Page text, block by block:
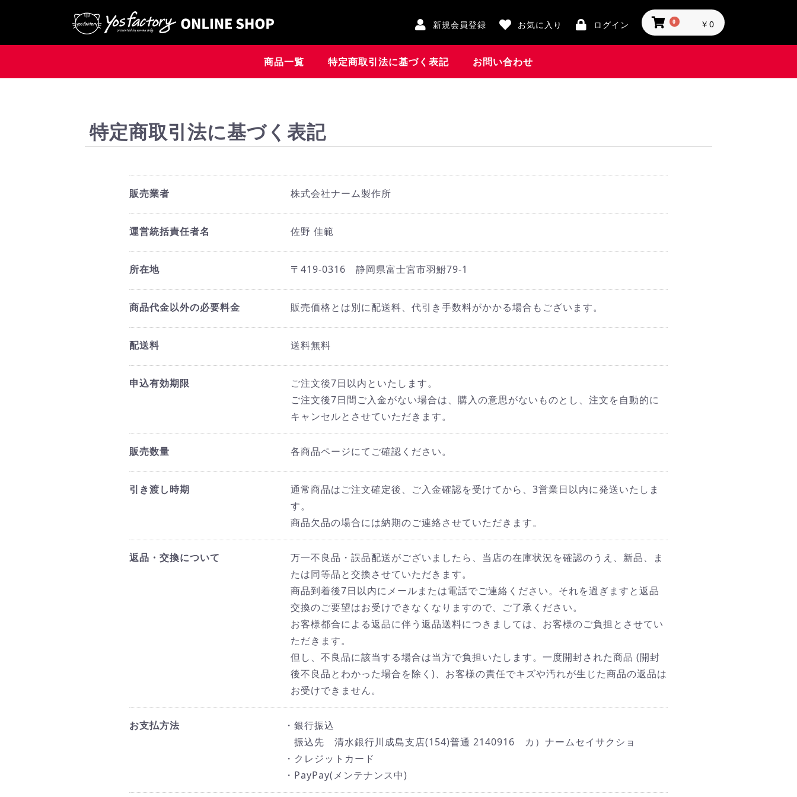
新規会員登録 お気に入り ログイン 0 ￥0
商品一覧 特定商取引法に基づく表記 お問い合わせ
特定商取引法に基づく表記
販売業者 株式会社ナーム製作所
運営統括責任者名 佐野 佳範
所在地 〒419-0316 静岡県富士宮市羽鮒79-1
商品代金以外の必要料金 販売価格とは別に配送料、代引き手数料がかかる場合もございます。
配送料 送料無料
申込有効期限
ご注文後7日以内といたします。
ご注文後7日間ご入金がない場合は、購入の意思がないものとし、注文を自動的に
キャンセルとさせていただきます。
販売数量 各商品ページにてご確認ください。
引き渡し時期
通常商品はご注文確定後、ご入金確認を受けてから、3営業日以内に発送いたしま
す。
商品欠品の場合には納期のご連絡させていただきます。
返品・交換について
万一不良品・誤品配送がございましたら、当店の在庫状況を確認のうえ、新品、ま
たは同等品と交換させていただきます。
商品到着後7日以内にメールまたは電話でご連絡ください。それを過ぎますと返品
交換のご要望はお受けできなくなりますので、ご了承ください。
お客様都合による返品に伴う返品送料につきましては、お客様のご負担とさせてい
ただきます。
但し、不良品に該当する場合は当方で負担いたします。一度開封された商品 (開封
後不良品とわかった場合を除く)、お客様の責任でキズや汚れが生じた商品の返品は
お受けできません。
お支払方法
・銀行振込
振込先 清水銀行川成島支店(154)普通 2140916 カ）ナームセイサクショ
・クレジットカード
・PayPay(メンテナンス中)